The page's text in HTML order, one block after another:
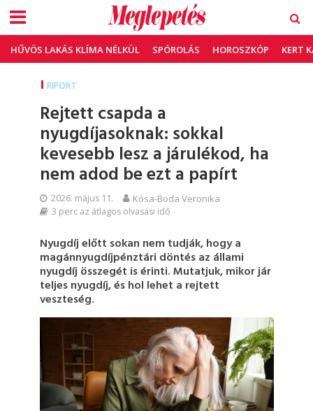
HŰVÖS LAKÁS KLÍMA NÉLKÜL SPÓROLÁS HOROSZKÓP KERT
RIPORT
Rejtett csapda a
nyugdíjasoknak: sokkal
kevesebb lesz a járulékod, ha
nem adod be ezt a papírt
2026. május 11. Kósa-Boda Veronika
3 perc az átlagos olvasási idő
Nyugdíj előtt sokan nem tudják, hogy a
magánnyugdíjpénztári döntés az állami
nyugdíj összegét is érinti. Mutatjuk, mikor jár
teljes nyugdíj, és hol lehet a rejtett
veszteség.